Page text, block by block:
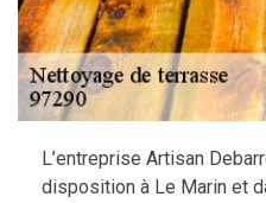
L’entreprise Artisan
disposition à Le Marin et